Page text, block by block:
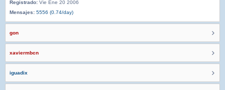
Registrado: Vie Ene 20 2006
Mensajes: 5556 (0.74/day)
gon
xaviermbcn
iguadix